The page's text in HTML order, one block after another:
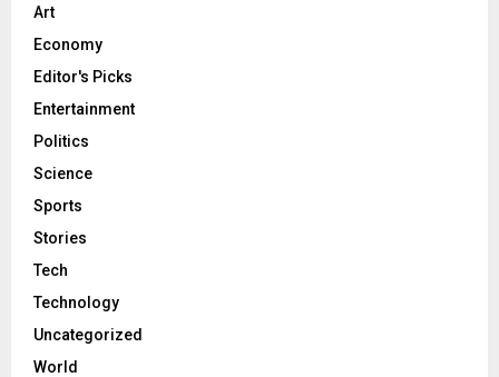
Art
Economy
Editor's Picks
Entertainment
Politics
Science
Sports
Stories
Tech
Technology
Uncategorized
World